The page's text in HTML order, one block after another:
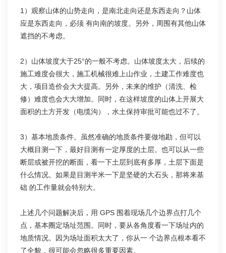
1）观察山体的山势走向，是南北走向还是东西走向？山体
应是东西走向，必须 有向南的坡度。另外，周围有其他山体
遮挡的不考虑。
2）山体坡度大于25°的一般不考虑。山体坡度太大，后续的
施工难度会很大，施工机械很难上山作业，土建工作难度也
大，项目造价会大大提高。另外，未来的维护（清洗、检
修）难度也会大大增加。同时，在这样坡度的山体上开展大
面积的土方开发（电缆沟），水土保持审批可能也过不了。
3）基本地质条件。虽然准确的地质条件要做地勘，但可以
大概目测一下，最好目测有一定厚度的土层。也可以从一些
断层或被开挖的断面，看一下土层到底有多厚，土层下面是
什么情况。如果是目测半米一下是坚硬的大石头，那将来基
础 的工作量就会特别大。
上述几个问题解决后，用 GPS 围着现场几个边界点打几个
点，基本圈定场址范围。同时，要从各角度看一下场址内的
地质情况。因为场址面积太大了，你从一 个边界点根本看不
了全貌，很可能会忽略很多重要因素。